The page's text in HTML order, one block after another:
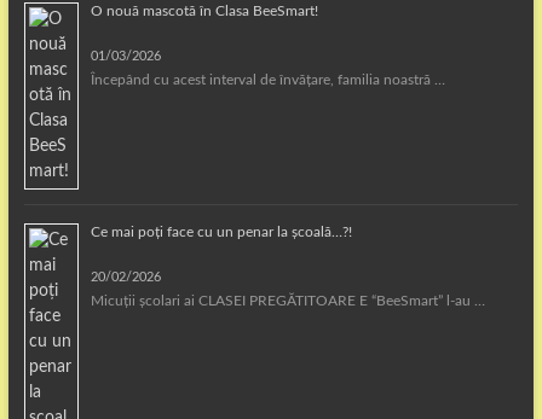
O nouă mascotă în Clasa BeeSmart!
01/03/2026
Începând cu acest interval de învățare, familia noastră …
Ce mai poți face cu un penar la școală…?!
20/02/2026
Micuții școlari ai CLASEI PREGĂTITOARE E “BeeSmart” l-au …